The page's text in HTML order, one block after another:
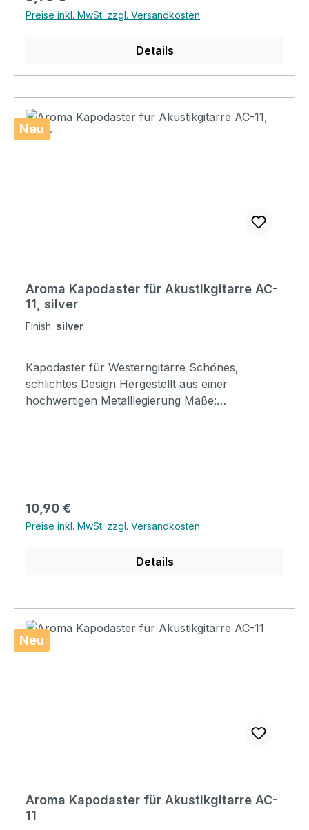
Preise inkl. MwSt. zzgl. Versandkosten
Details
Neu
Aroma Kapodaster für Akustikgitarre AC-
11, silver
Finish: silver
Kapodaster für Westerngitarre Schönes,
schlichtes Design Hergestellt aus einer
hochwertigen Metalllegierung Maße:
Regulärer Preis:
10,90 €
Preise inkl. MwSt. zzgl. Versandkosten
Details
Neu
Aroma Kapodaster für Akustikgitarre AC-
11